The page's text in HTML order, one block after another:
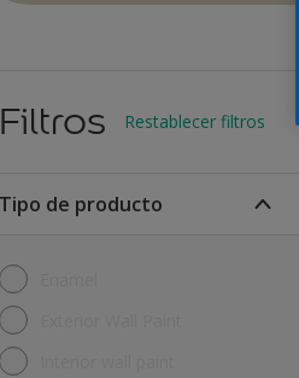
Filtros Restablecer filtros
Tipo de producto